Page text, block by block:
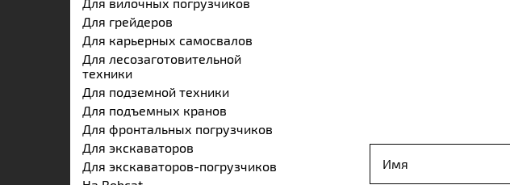
Для грейдеров
Для карьерных самосвалов
Для лесозаготовительной
техники
Для подземной техники
Для подъемных кранов
Для фронтальных погрузчиков
Для экскаваторов
Для экскаваторов-погрузчиков